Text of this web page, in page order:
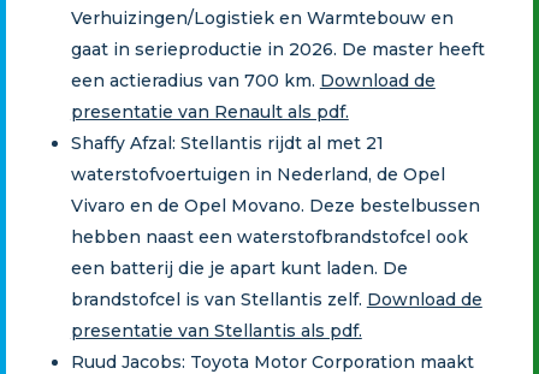
Verhuizingen/Logistiek en Warmtebouw en
gaat in serieproductie in 2026. De master heeft
een actieradius van 700 km. Download de
presentatie van Renault als pdf.
Shaffy Afzal: Stellantis rijdt al met 21
waterstofvoertuigen in Nederland, de Opel
Vivaro en de Opel Movano. Deze bestelbussen
hebben naast een waterstofbrandstofcel ook
een batterij die je apart kunt laden. De
brandstofcel is van Stellantis zelf. Download de
presentatie van Stellantis als pdf.
Ruud Jacobs: Toyota Motor Corporation maakt